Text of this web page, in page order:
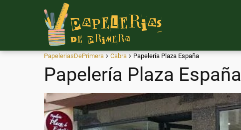
PapeleriasDePrimera Cabra Papelería Plaza España
Papelería Plaza España